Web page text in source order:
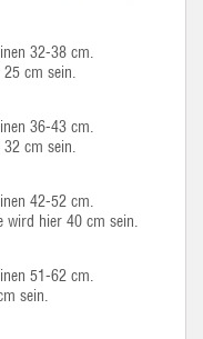
32-38 cm.
25 cm sein.
36-43 cm.
32 cm sein.
42-52 cm.
wird hier 40 cm sein.
51-62 cm.
sein.